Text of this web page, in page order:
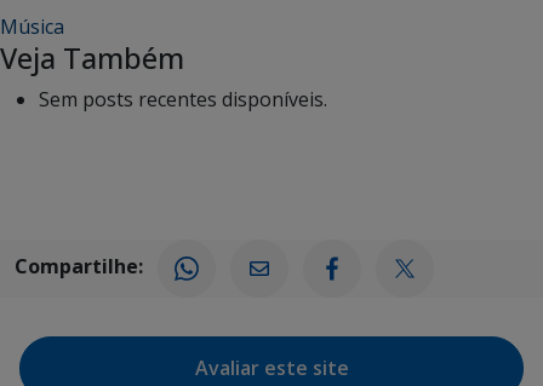
Música
Veja Também
Sem posts recentes disponíveis.
Compartilhe:
Avaliar este site